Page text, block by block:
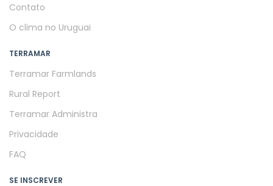
Contato
O clima no Uruguai
TERRAMAR
Terramar Farmlands
Rural Report
Terramar Administra
Privacidade
FAQ
SE INSCREVER